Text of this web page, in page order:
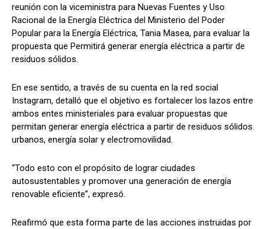
reunión con la viceministra para Nuevas Fuentes y Uso
Racional de la Energía Eléctrica del Ministerio del Poder
Popular para la Energía Eléctrica, Tania Masea, para evaluar la
propuesta que Permitirá generar energía eléctrica a partir de
residuos sólidos.
En ese sentido, a través de su cuenta en la red social
Instagram, detalló que el objetivo es fortalecer los lazos entre
ambos entes ministeriales para evaluar propuestas que
permitan generar energía eléctrica a partir de residuos sólidos
urbanos, energía solar y electromovilidad.
“Todo esto con el propósito de lograr ciudades
autosustentables y promover una generación de energía
renovable eficiente”, expresó.
Reafirmó que esta forma parte de las acciones instruidas por